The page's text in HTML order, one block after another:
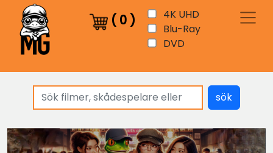
( 0 )
4K UHD
Blu-Ray
DVD
sök